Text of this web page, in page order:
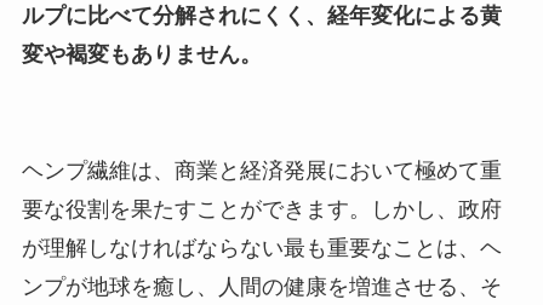
ルプに比べて分解されにくく、経年変化による黄
変や褐変もありません。
ヘンプ繊維は、商業と経済発展において極めて重
要な役割を果たすことができます。しかし、政府
が理解しなければならない最も重要なことは、ヘ
ンプが地球を癒し、人間の健康を増進させる、そ